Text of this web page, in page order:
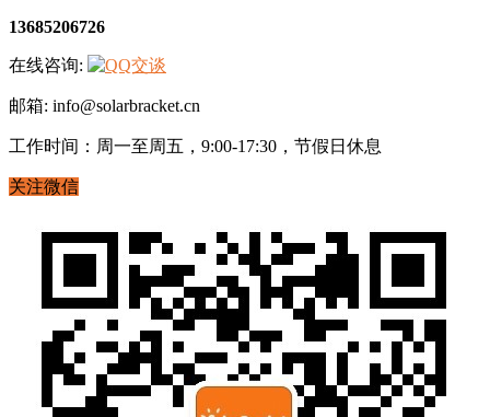
13685206726
在线咨询:
邮箱: info@solarbracket.cn
工作时间：周一至周五，9:00-17:30，节假日休息
关注微信